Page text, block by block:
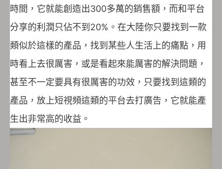
時間，它就能創造出300多萬的銷售額，而和平台
分享的利潤只佔不到20%。在大陸你只要找到一款
類似於這樣的產品，找到某些人生活上的痛點，用
時看上去很厲害，或是看起來能厲害的解決問題，
甚至不一定要具有很厲害的功效，只要找到這類的
產品，放上短視頻這類的平台去打廣告，它就能產
生出非常高的收益。